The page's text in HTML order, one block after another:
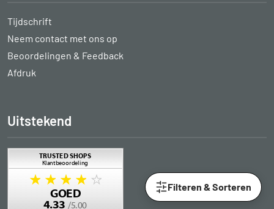
Filteren & Sorteren
Tijdschrift
Neem contact met ons op
Beoordelingen & Feedback
Afdruk
Uitstekend